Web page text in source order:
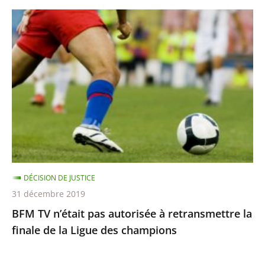
après
avant
BFM
TV
n’était
pas
autorisée
retransmettre
la
finale
de
la
Ligue
des
champions
BFM TV n’était pas autorisée à retransmettre la
finale de la Ligue des champions
DÉCISION DE JUSTICE
31 décembre 2019